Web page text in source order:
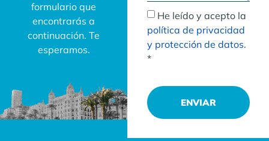
formulario que
encontrarás a
continuación. Te
esperamos.
He leído y acepto la
política de privacidad
y protección de datos.
*
ENVIAR